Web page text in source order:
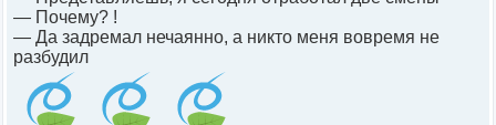
— Почему? !
— Да задремал нечаянно, а никто меня вовремя не
разбудил